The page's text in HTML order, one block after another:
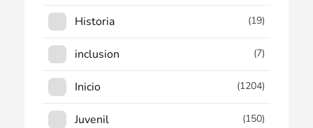
Historia (19)
inclusion (7)
Inicio (1204)
Juvenil (150)